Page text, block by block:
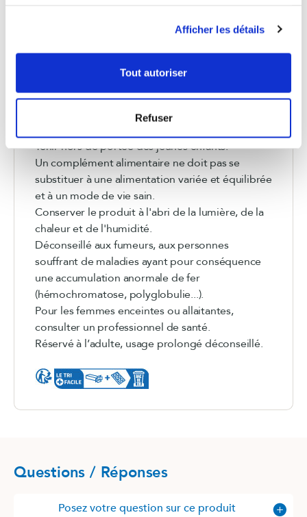
Afficher les détails
Tout autoriser
Refuser
2 gélules par jour avec un grand verre d'eau,
10 minutes avant le repas du matin ou du midi.
Ne pas dépasser la dose journalière
Tenir hors de portée des jeunes enfants.
Un complément alimentaire ne doit pas se
substituer à une alimentation variée et équilibrée
et à un mode de vie sain.
Conserver le produit à l'abri de la lumière, de la
chaleur et de l'humidité.
Déconseillé aux fumeurs, aux personnes
souffrant de maladies ayant pour conséquence
une accumulation anormale de fer
(hémochromatose, polyglobulie...).
Pour les femmes enceintes ou allaitantes,
consulter un professionnel de santé.
Réservé à l’adulte, usage prolongé déconseillé.
Questions / Réponses
Posez votre question sur ce produit